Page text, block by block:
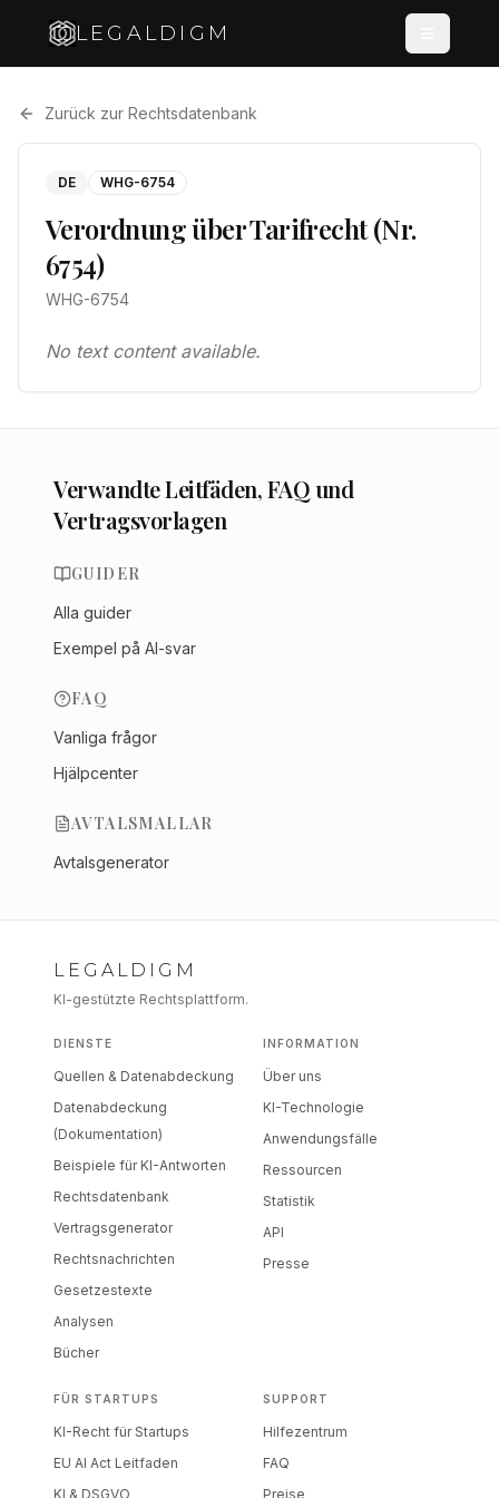
LEGALDIGM
Zurück zur Rechtsdatenbank
DE WHG-6754
Verordnung über Tarifrecht (Nr.
6754)
WHG-6754
No text content available.
Verwandte Leitfäden, FAQ und
Vertragsvorlagen
GUIDER
Alla guider
Exempel på AI-svar
FAQ
Vanliga frågor
Hjälpcenter
AVTALSMALLAR
Avtalsgenerator
LEGALDIGM
KI-gestützte Rechtsplattform.
DIENSTE
Quellen & Datenabdeckung
Datenabdeckung
(Dokumentation)
Beispiele für KI-Antworten
Rechtsdatenbank
Vertragsgenerator
Rechtsnachrichten
Gesetzestexte
Analysen
Bücher
INFORMATION
Über uns
KI-Technologie
Anwendungsfälle
Ressourcen
Statistik
API
Presse
FÜR STARTUPS
KI-Recht für Startups
EU AI Act Leitfaden
KI & DSGVO
SUPPORT
Hilfezentrum
FAQ
Preise